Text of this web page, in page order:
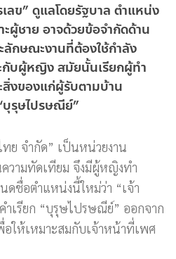
ลข” ดูแลโดยรัฐบาล ตำแหน่ง
ผู้ชาย อาจด้วยข้อจำกัดด้าน
กษณะงานที่ต้องใช้กำลัง
กับผู้หญิง สมัยนั้นเรียกผู้ทำ
งของแก่ผู้รับตามบ้าน
บุรุษไปรษณีย์”
จำกัด” เป็นหน่วยงาน
วามทัดเทียม จึงมีผู้หญิงทำ
ดชื่อตำแหน่งนี้ใหม่ว่า “เจ้า
ำเรียก “บุรุษไปรษณีย์” ออกจาก
ให้เหมาะสมกับเจ้าหน้าที่เพศ